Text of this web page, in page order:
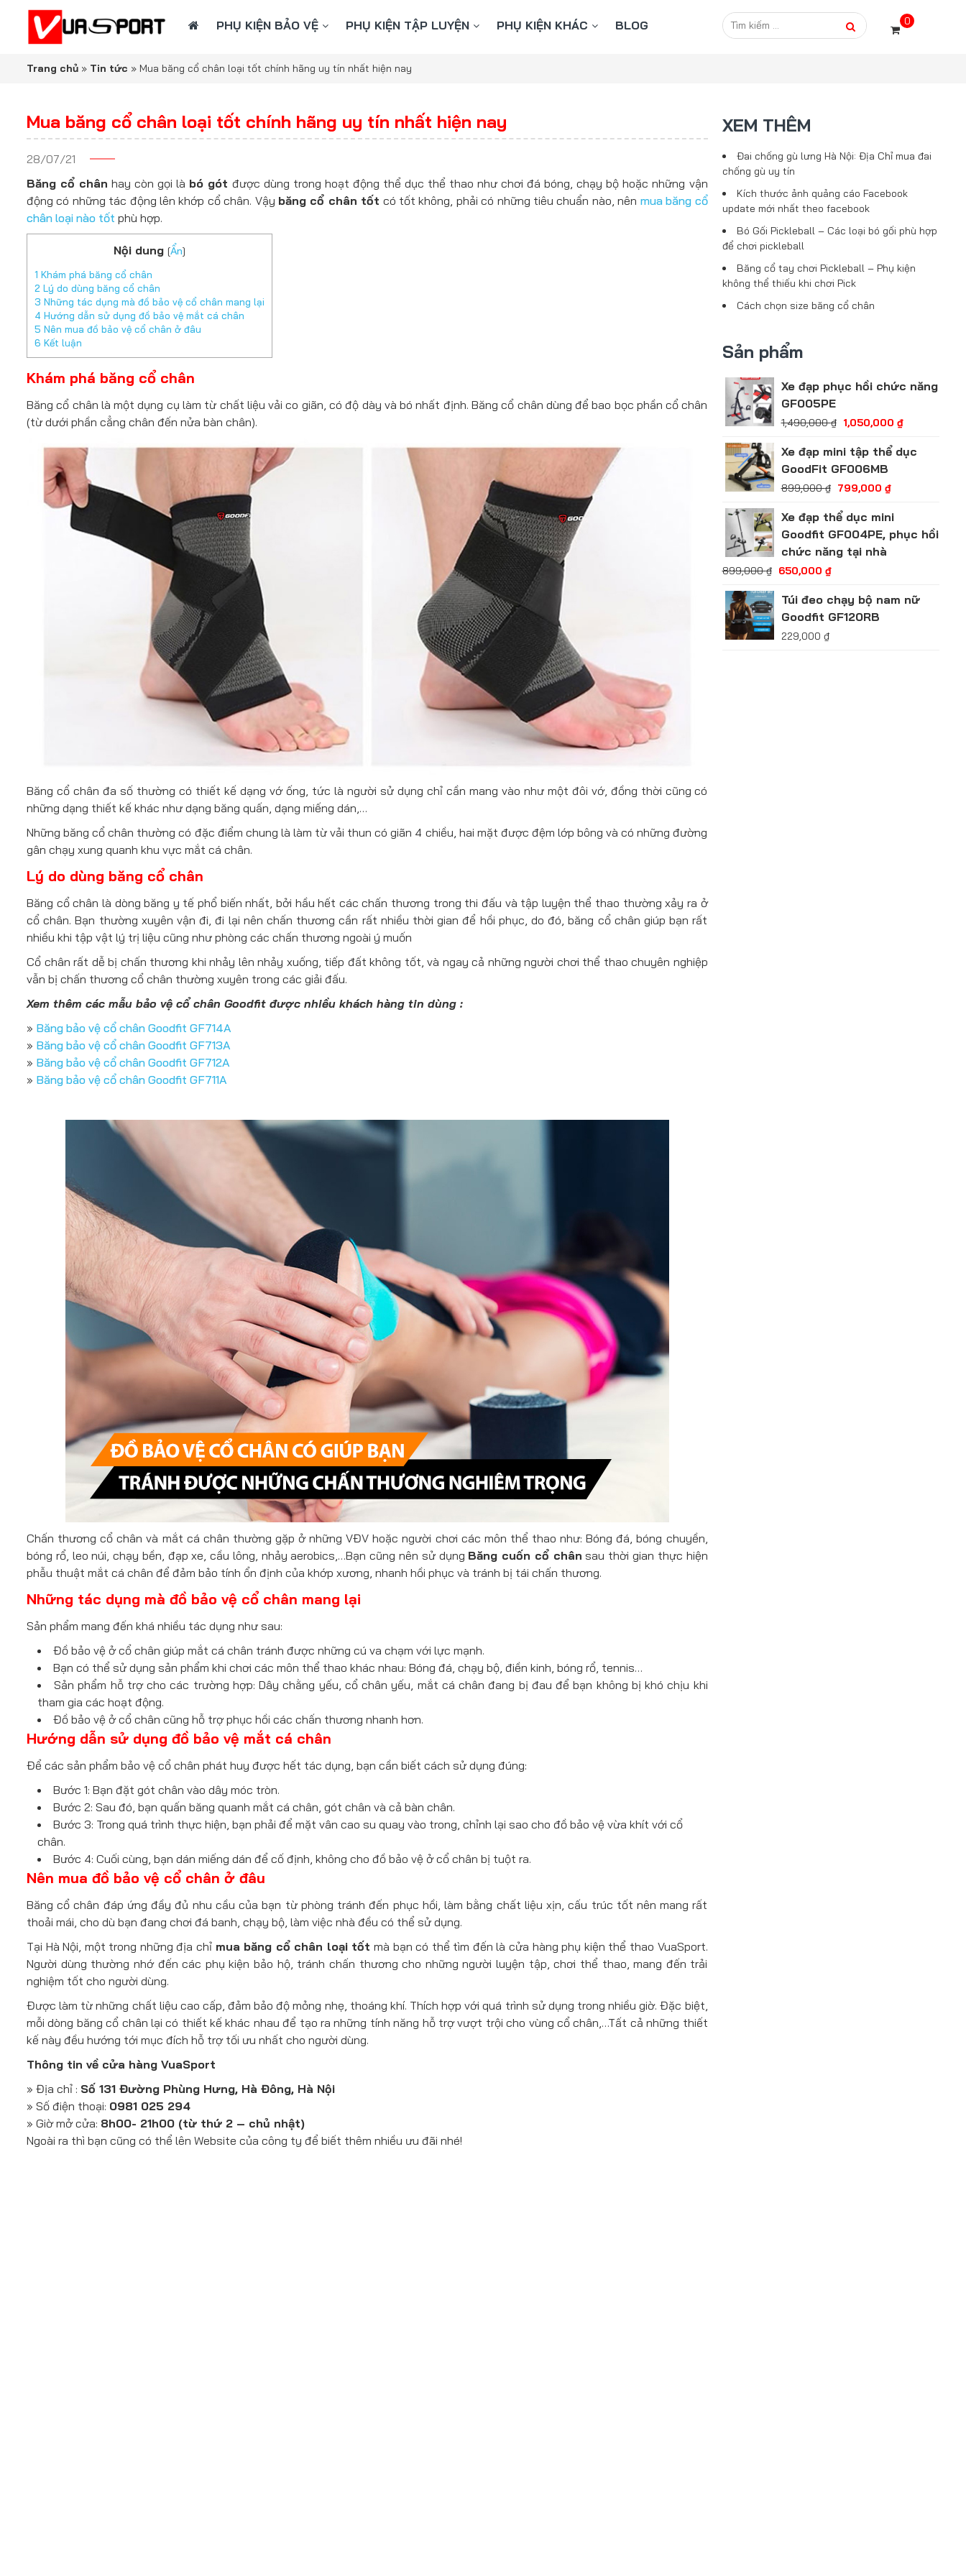
PHỤ KIỆN BẢO VỆ PHỤ KIỆN TẬP LUYỆN PHỤ KIỆN KHÁC BLOG 0
Trang chủ » Tin tức » Mua băng cổ chân loại tốt chính hãng uy tín nhất hiện nay
Mua băng cổ chân loại tốt chính hãng uy tín nhất hiện nay
28/07/21
Băng cổ chân hay còn gọi là bó gót được dùng trong hoạt động thể dục thể thao như chơi đá bóng, chạy bộ hoặc những vận
động có những tác động lên khớp cổ chân. Vậy băng cổ chân tốt có tốt không, phải có những tiêu chuẩn nào, nên mua băng cổ
chân loại nào tốt phù hợp.
Nội dung [Ẩn]
1 Khám phá băng cổ chân
2 Lý do dùng băng cổ chân
3 Những tác dụng mà đồ bảo vệ cổ chân mang lại
4 Hướng dẫn sử dụng đồ bảo vệ mắt cá chân
5 Nên mua đồ bảo vệ cổ chân ở đâu
6 Kết luận
Khám phá băng cổ chân
Băng cổ chân là một dụng cụ làm từ chất liệu vải co giãn, có độ dày và bó nhất định. Băng cổ chân dùng để bao bọc phần cổ chân
(từ dưới phần cẳng chân đến nửa bàn chân).
Băng cổ chân đa số thường có thiết kế dạng vớ ống, tức là người sử dụng chỉ cần mang vào như một đôi vớ, đồng thời cũng có
những dạng thiết kế khác như dạng băng quấn, dạng miếng dán,…
Những băng cổ chân thường có đặc điểm chung là làm từ vải thun có giãn 4 chiều, hai mặt được đệm lớp bông và có những đường
gân chạy xung quanh khu vực mắt cá chân.
Lý do dùng băng cổ chân
Băng cổ chân là dòng băng y tế phổ biến nhất, bởi hầu hết các chấn thương trong thi đấu và tập luyện thể thao thường xảy ra ở
cổ chân. Bạn thường xuyên vận đi, đi lại nên chấn thương cần rất nhiều thời gian để hồi phục, do đó, băng cổ chân giúp bạn rất
nhiều khi tập vật lý trị liệu cũng như phòng các chấn thương ngoài ý muốn
Cổ chân rất dễ bị chấn thương khi nhảy lên nhảy xuống, tiếp đất không tốt, và ngay cả những người chơi thể thao chuyên nghiệp
vẫn bị chấn thương cổ chân thường xuyên trong các giải đấu.
Xem thêm các mẫu bảo vệ cổ chân Goodfit được nhiều khách hàng tin dùng :
» Băng bảo vệ cổ chân Goodfit GF714A
» Băng bảo vệ cổ chân Goodfit GF713A
» Băng bảo vệ cổ chân Goodfit GF712A
» Băng bảo vệ cổ chân Goodfit GF711A
Chấn thương cổ chân và mắt cá chân thường gặp ở những VĐV hoặc người chơi các môn thể thao như: Bóng đá, bóng chuyền,
bóng rổ, leo núi, chạy bền, đạp xe, cầu lông, nhảy aerobics,…Bạn cũng nên sử dụng Băng cuốn cổ chân sau thời gian thực hiện
phẫu thuật mắt cá chân để đảm bảo tính ổn định của khớp xương, nhanh hồi phục và tránh bị tái chấn thương.
Những tác dụng mà đồ bảo vệ cổ chân mang lại
Sản phẩm mang đến khá nhiều tác dụng như sau:
Đồ bảo vệ ở cổ chân giúp mắt cá chân tránh được những cú va chạm với lực mạnh.
Bạn có thể sử dụng sản phẩm khi chơi các môn thể thao khác nhau: Bóng đá, chạy bộ, điền kinh, bóng rổ, tennis…
Sản phẩm hỗ trợ cho các trường hợp: Dây chằng yếu, cổ chân yếu, mắt cá chân đang bị đau để bạn không bị khó chịu khi
tham gia các hoạt động.
Đồ bảo vệ ở cổ chân cũng hỗ trợ phục hồi các chấn thương nhanh hơn.
Hướng dẫn sử dụng đồ bảo vệ mắt cá chân
Để các sản phẩm bảo vệ cổ chân phát huy được hết tác dụng, bạn cần biết cách sử dụng đúng:
Bước 1: Bạn đặt gót chân vào dây móc tròn.
Bước 2: Sau đó, bạn quấn băng quanh mắt cá chân, gót chân và cả bàn chân.
Bước 3: Trong quá trình thực hiện, bạn phải để mặt vân cao su quay vào trong, chỉnh lại sao cho đồ bảo vệ vừa khít với cổ
chân.
Bước 4: Cuối cùng, bạn dán miếng dán để cố định, không cho đồ bảo vệ ở cổ chân bị tuột ra.
Nên mua đồ bảo vệ cổ chân ở đâu
Băng cổ chân đáp ứng đầy đủ nhu cầu của bạn từ phòng tránh đến phục hồi, làm bằng chất liệu xịn, cấu trúc tốt nên mang rất
thoải mái, cho dù bạn đang chơi đá banh, chạy bộ, làm việc nhà đều có thể sử dụng.
Tại Hà Nội, một trong những địa chỉ mua băng cổ chân loại tốt mà bạn có thể tìm đến là cửa hàng phụ kiện thể thao VuaSport.
Người dùng thường nhớ đến các phụ kiện bảo hộ, tránh chấn thương cho những người luyện tập, chơi thể thao, mang đến trải
nghiệm tốt cho người dùng.
Được làm từ những chất liệu cao cấp, đảm bảo độ mỏng nhẹ, thoáng khí. Thích hợp với quá trình sử dụng trong nhiều giờ. Đặc biệt,
mỗi dòng băng cổ chân lại có thiết kế khác nhau để tạo ra những tính năng hỗ trợ vượt trội cho vùng cổ chân,…Tất cả những thiết
kế này đều hướng tới mục đích hỗ trợ tối ưu nhất cho người dùng.
Thông tin về cửa hàng VuaSport
» Địa chỉ : Số 131 Đường Phùng Hưng, Hà Đông, Hà Nội
» Số điện thoại: 0981 025 294
» Giờ mở cửa: 8h00- 21h00 (từ thứ 2 – chủ nhật)
Ngoài ra thì bạn cũng có thể lên Website của công ty để biết thêm nhiều ưu đãi nhé!
XEM THÊM
Đai chống gù lưng Hà Nội: Địa Chỉ mua đai
chống gù uy tín
Kích thước ảnh quảng cáo Facebook
update mới nhất theo facebook
Bó Gối Pickleball – Các loại bó gối phù hợp
để chơi pickleball
Băng cổ tay chơi Pickleball – Phụ kiện
không thể thiếu khi chơi Pick
Cách chọn size băng cổ chân
Sản phẩm
Xe đạp phục hồi chức năng
GF005PE
1,490,000₫ 1,050,000 ₫
Xe đạp mini tập thể dục
GoodFit GF006MB
899,000₫ 799,000 ₫
Xe đạp thể dục mini
Goodfit GF004PE, phục hồi
chức năng tại nhà
899,000₫ 650,000 ₫
Túi đeo chạy bộ nam nữ
Goodfit GF120RB
229,000 ₫